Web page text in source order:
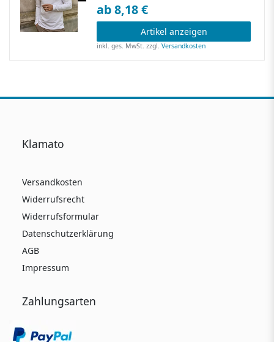
ab 8,18 €
Artikel anzeigen
inkl. ges. MwSt. zzgl.Versandkosten
Klamato
Versandkosten
Widerrufsrecht
Widerrufsformular
Datenschutzerklärung
AGB
Impressum
Zahlungsarten